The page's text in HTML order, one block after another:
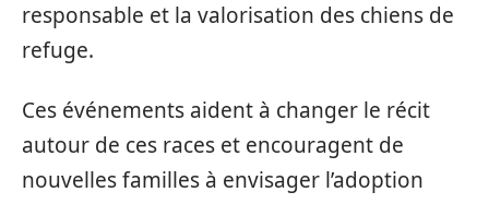
responsable et la valorisation des chiens de
refuge.
Ces événements aident à changer le récit
autour de ces races et encouragent de
nouvelles familles à envisager l’adoption